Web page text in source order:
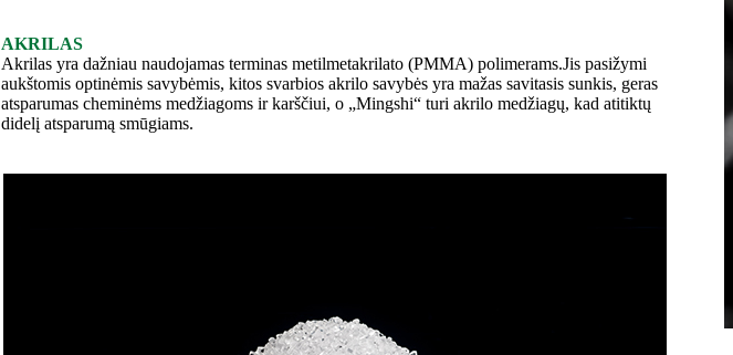
AKRILAS
Akrilas yra dažniau naudojamas terminas metilmetakrilato (PMMA) polimerams.Jis pasižymi
aukštomis optinėmis savybėmis, kitos svarbios akrilo savybės yra mažas savitasis sunkis, geras
atsparumas cheminėms medžiagoms ir karščiui, o „Mingshi“ turi akrilo medžiagų, kad atitiktų
didelį atsparumą smūgiams.